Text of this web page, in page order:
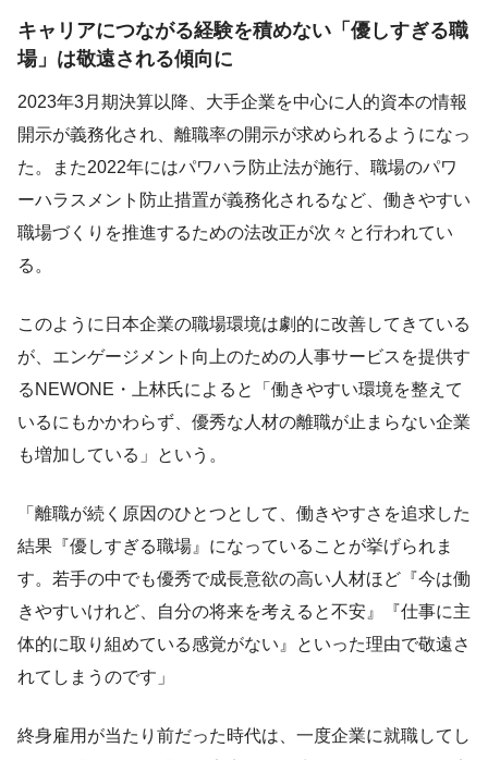
キャリアにつながる経験を積めない「優しすぎる職
場」は敬遠される傾向に
2023年3月期決算以降、大手企業を中心に人的資本の情報
開示が義務化され、離職率の開示が求められるようになっ
た。また2022年にはパワハラ防止法が施行、職場のパワ
ーハラスメント防止措置が義務化されるなど、働きやすい
職場づくりを推進するための法改正が次々と行われてい
る。
このように日本企業の職場環境は劇的に改善してきている
が、エンゲージメント向上のための人事サービスを提供す
るNEWONE・上林氏によると「働きやすい環境を整えて
いるにもかかわらず、優秀な人材の離職が止まらない企業
も増加している」という。
「離職が続く原因のひとつとして、働きやすさを追求した
結果『優しすぎる職場』になっていることが挙げられま
す。若手の中でも優秀で成長意欲の高い人材ほど『今は働
きやすいけれど、自分の将来を考えると不安』『仕事に主
体的に取り組めている感覚がない』といった理由で敬遠さ
れてしまうのです」
終身雇用が当たり前だった時代は、一度企業に就職してし